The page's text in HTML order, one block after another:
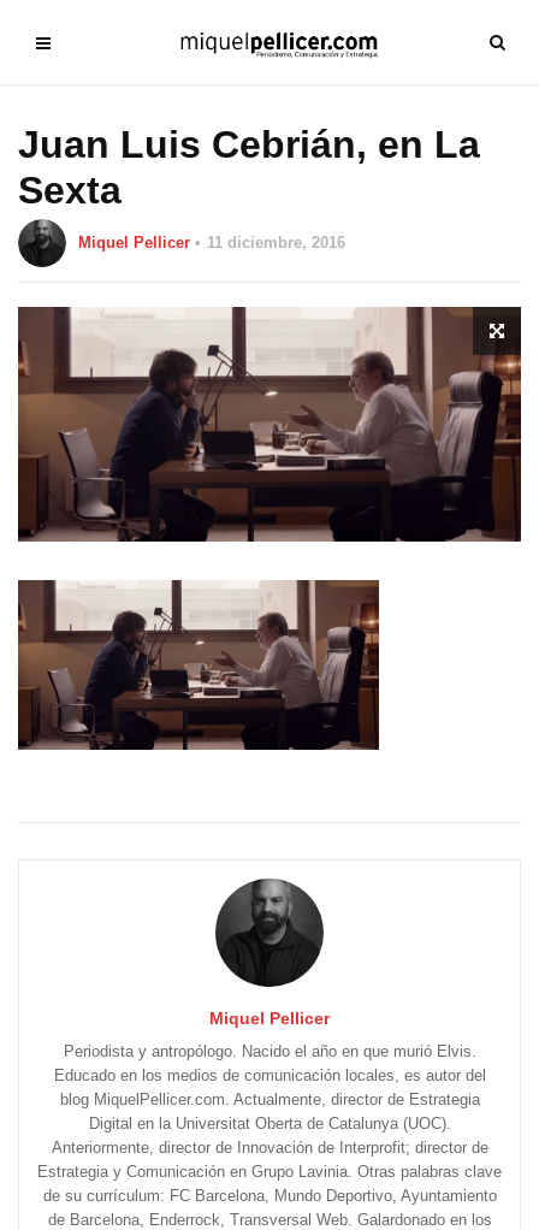
Juan Luis Cebrián, en La
Sexta
Miquel Pellicer 11 diciembre, 2016
Miquel Pellicer
Periodista y antropólogo. Nacido el año en que murió Elvis.
Educado en los medios de comunicación locales, es autor del
blog MiquelPellicer.com. Actualmente, director de Estrategia
Digital en la Universitat Oberta de Catalunya (UOC).
Anteriormente, director de Innovación de Interprofit; director de
Estrategia y Comunicación en Grupo Lavinia. Otras palabras clave
de su currículum: FC Barcelona, Mundo Deportivo, Ayuntamiento
de Barcelona, Enderrock, Transversal Web. Galardonado en los